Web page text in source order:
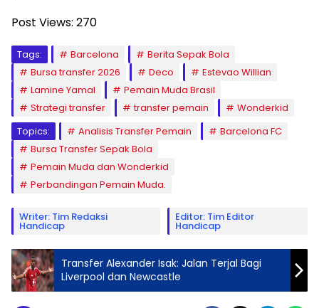
Post Views: 270
Tags: Barcelona
Berita Sepak Bola
Bursa transfer 2026
Deco
Estevao Willian
Lamine Yamal
Pemain Muda Brasil
Strategi transfer
transfer pemain
Wonderkid
Topics:
Analisis Transfer Pemain
Barcelona FC
Bursa Transfer Sepak Bola
Pemain Muda dan Wonderkid
Perbandingan Pemain Muda.
Writer: Tim Redaksi
Handicap
Editor: Tim Editor
Handicap
Transfer Alexander Isak: Jalan Terjal Bagi
Liverpool dan Newcastle